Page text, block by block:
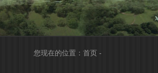
您现在的位置：首页 -